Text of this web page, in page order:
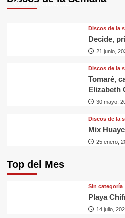
29 septiembre, 2025
Discos de la
Decide,
21 junio,
Discos de la
Tomaré,
Elizabeth
30 mayo,
Discos de la
Mix
25 enero,
Top del Mes
Sin categorí­a
Playa
14 julio,